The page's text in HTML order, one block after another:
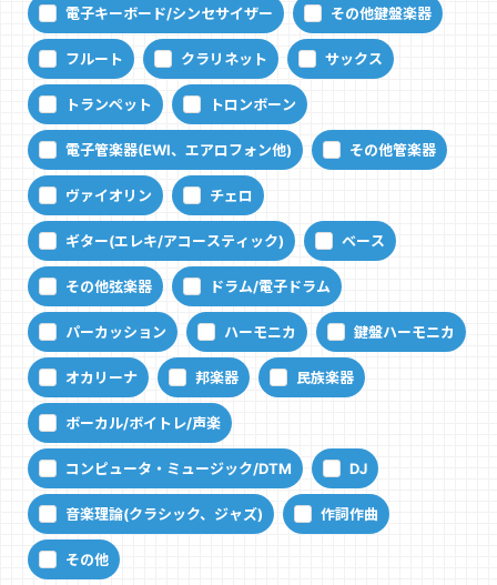
電子キーボード/シンセサイザー その他鍵盤楽器
フルート クラリネット サックス
トランペット トロンボーン
電子管楽器(EWI、エアロフォン他) その他管楽器
ヴァイオリン チェロ
ギター(エレキ/アコースティック) ベース
その他弦楽器 ドラム/電子ドラム
パーカッション ハーモニカ 鍵盤ハーモニカ
オカリーナ 邦楽器 民族楽器
ボーカル/ボイトレ/声楽
コンピュータ・ミュージック/DTM DJ
音楽理論(クラシック、ジャズ) 作詞作曲
その他